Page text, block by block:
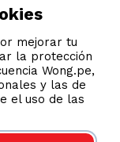
mejorar tu
la protección
Wong.pe,
y las de
el uso de las